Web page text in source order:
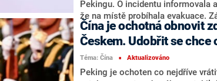
některých analytiků Čína přeměnit
která bude s Čínou velmi
Pekingu. O incidentu informovala
že na místě probíhala evakuace.
kolovaly na sociálních sítích,
padajících trosek ověřil deník The
(NYT).
Čína je ochotná obnovit
Českem. Udobřit se chce
Téma: Čína ■ Aktualizováno
Peking je ochoten co nejdříve